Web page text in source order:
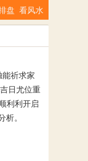
盘 看风水
能祈求家
日尤位重
利利开启
析。